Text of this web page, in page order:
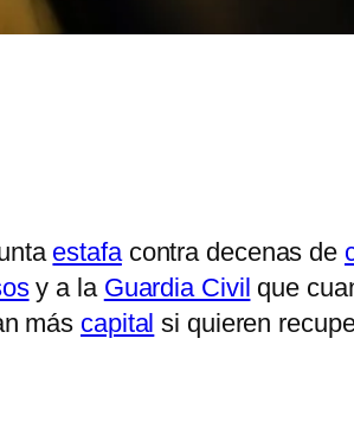
estafacontra decenas de
y a la Guardia Civil que
más capital si quieren